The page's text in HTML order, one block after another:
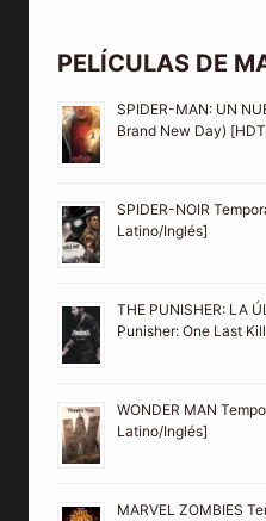
PELÍCULAS DE
SPIDER-MAN: UN
Brand New Day)
SPIDER-NOIR
Latino/Inglés]
THE PUNISHER: LA
Punisher: One Last
WONDER MAN
Latino/Inglés]
MARVEL ZOMBIES